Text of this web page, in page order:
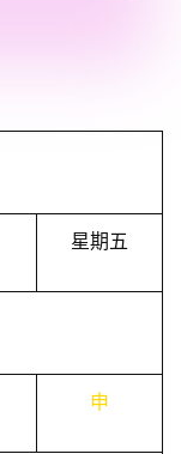
星期五
申